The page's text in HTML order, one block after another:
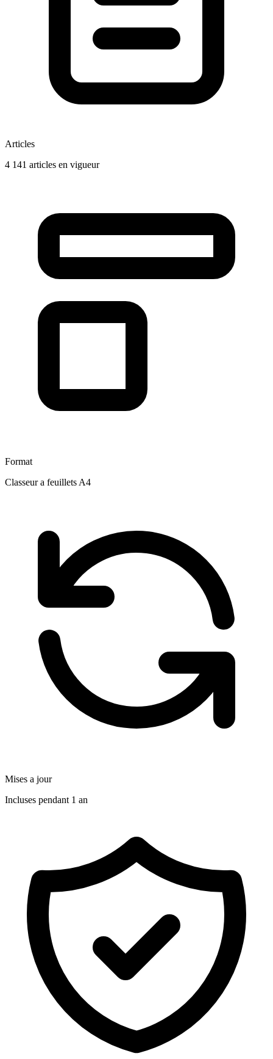
Articles
4 141 articles en vigueur
Format
Classeur a feuillets A4
Mises a jour
Incluses pendant 1 an